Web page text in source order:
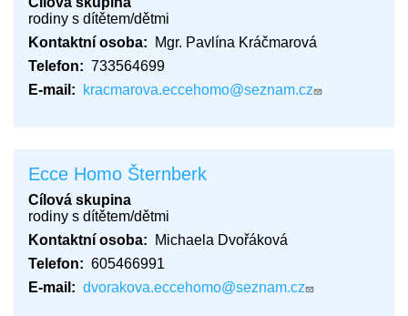
rodiny s dítětem/dětmi
Kontaktní osoba
Mgr. Pavlína Kráčmarová
Telefon
733564699
E-mail
kracmarova.eccehomo@seznam.cz
Ecce Homo Šternberk
Cílová skupina
rodiny s dítětem/dětmi
Kontaktní osoba
Michaela Dvořáková
Telefon
605466991
E-mail
dvorakova.eccehomo@seznam.cz